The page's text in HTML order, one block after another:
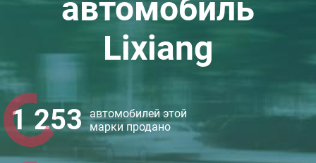
автомобиль
Lixiang
1 253 автомобилей этой
марки продано